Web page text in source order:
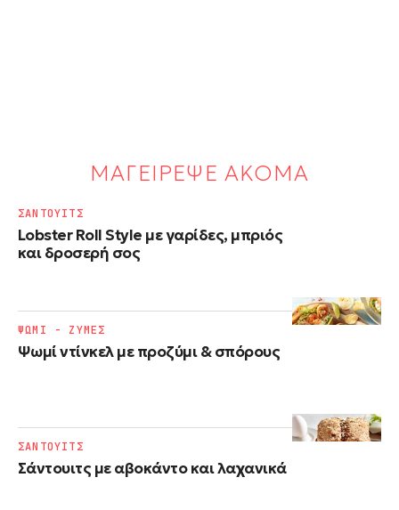
ΜΑΓΕΙΡΕΨΕ ΑΚΟΜΑ
Lobster Roll Style με γαρίδες, μπριός
και δροσερή σος
ΣΑΝΤΟΥΙΤΣ
Ψωμί ντίνκελ με προζύμι & σπόρους
ΨΩΜΙ - ΖΥΜΕΣ
Σάντουιτς με αβοκάντο και λαχανικά
ΣΑΝΤΟΥΙΤΣ